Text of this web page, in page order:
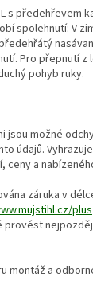
s předehřevem
spolehnutí: V
Pro přepnutí z
pohyb ruky.
jsou možné
údajů.
ceny a
záruka v
plus
provést
montáž a